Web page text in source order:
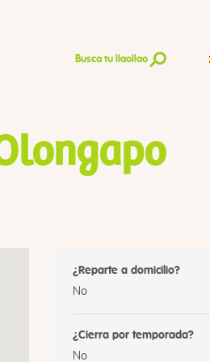
Busca tu llaollao
¿Reparte a domicilio?
No
¿Cierra por temporada?
No